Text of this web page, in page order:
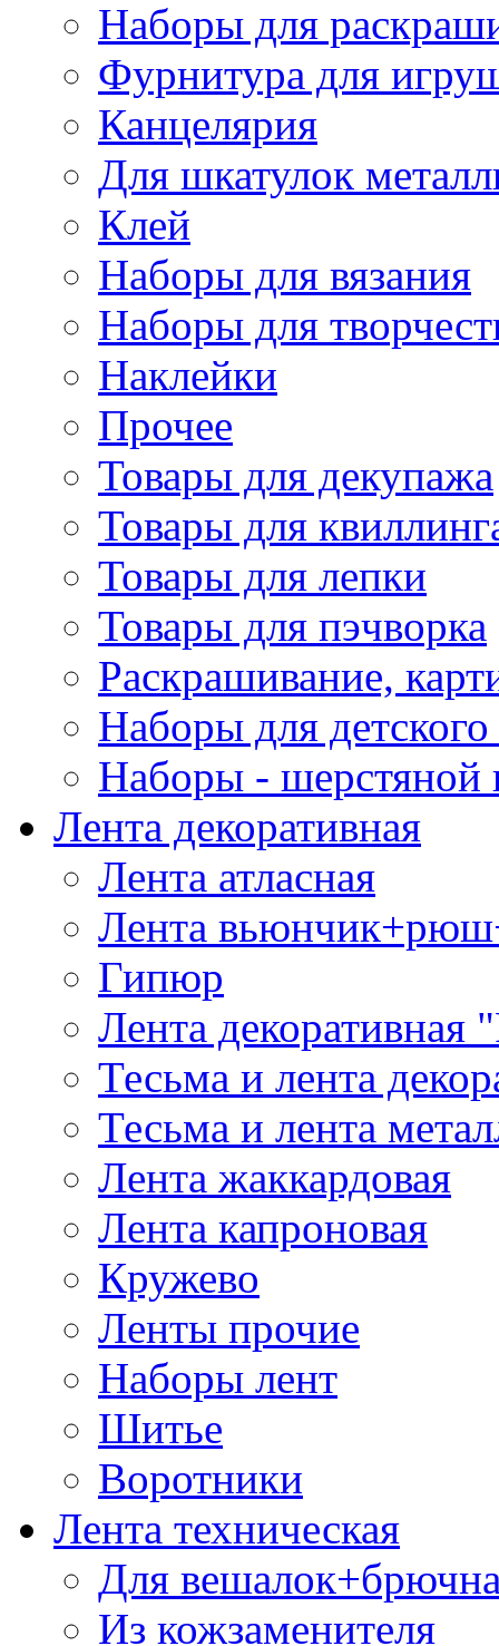
Наборы для
Фурнитура для
Канцелярия
Для шкатулок
Клей
Наборы для вязания
Наборы для
Наклейки
Прочее
Товары для декупажа
Товары для
Товары для лепки
Товары для пэчворка
Раскрашивание,
Наборы для
Наборы - шерстяной
Лента декоративная
Лента атласная
Лента
Гипюр
Лента декоративная
Тесьма и лента
Тесьма и лента
Лента жаккардовая
Лента капроновая
Кружево
Ленты прочие
Наборы лент
Шитье
Воротники
Лента техническая
Для
Из кожзаменителя